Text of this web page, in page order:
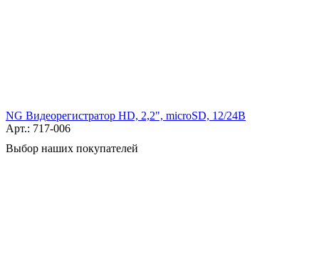
NG Видеорегистратор HD, 2,2", microSD, 12/24В
Арт.: 717-006
Выбор наших покупателей